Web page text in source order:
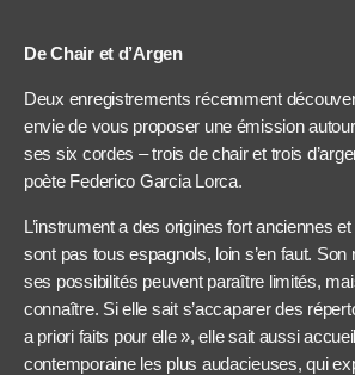
De Chair et d’Argen
Deux enregistrements récemment
envie de vous proposer une émission
ses six cordes – trois de chair et trois
poète Federico Garcia Lorca.
L’instrument a des origines fort anciennes
sont pas tous espagnols, loin s’en faut.
ses possibilités peuvent paraître limités,
connaître. Si elle sait s’accaparer des
a priori faits pour elle », elle sait aussi
contemporaine les plus audacieuses, qui